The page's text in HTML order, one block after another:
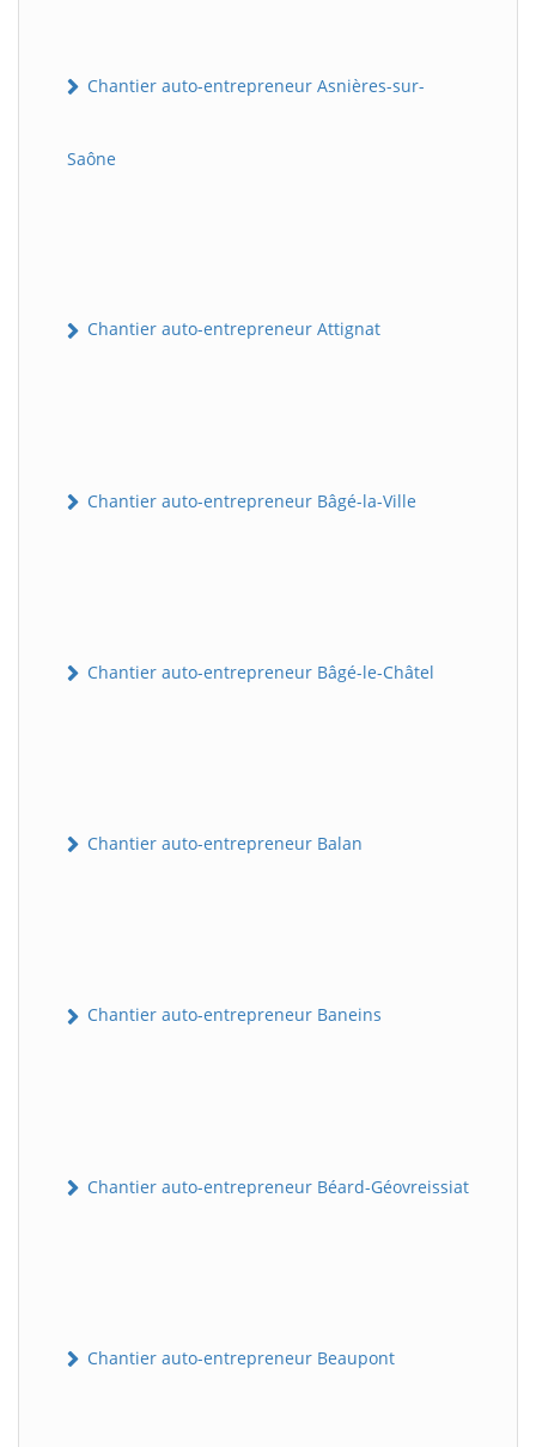
Chantier auto-entrepreneur Asnières-sur-
Saône
Chantier auto-entrepreneur Attignat
Chantier auto-entrepreneur Bâgé-la-Ville
Chantier auto-entrepreneur Bâgé-le-Châtel
Chantier auto-entrepreneur Balan
Chantier auto-entrepreneur Baneins
Chantier auto-entrepreneur Béard-Géovreissiat
Chantier auto-entrepreneur Beaupont